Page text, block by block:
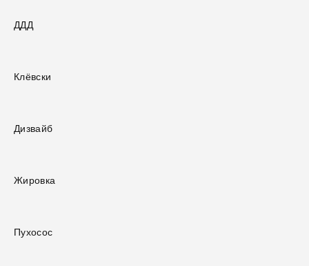
ДДД
Клёвски
Дизвайб
Жировка
Пухосос